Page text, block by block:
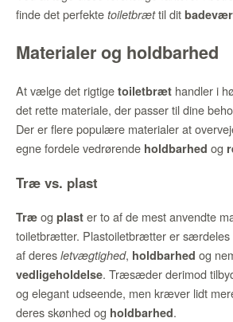
finde det perfekte toiletbrættil dit
Materialer og holdbarhed
At vælge det rigtige toiletbræt handler i
det rette materiale, der passer til dine
Der er flere populære materialer at
egne fordele vedrørende holdbarhed og
Træ vs. plast
Træ og plast er to af de mest anvendte
toiletbrætter. Plastoiletbrætter er
af deres letvægtighed, holdbarhed og
vedligeholdelse. Træsæder derimod
og elegant udseende, men kræver lidt
deres skønhed og holdbarhed.